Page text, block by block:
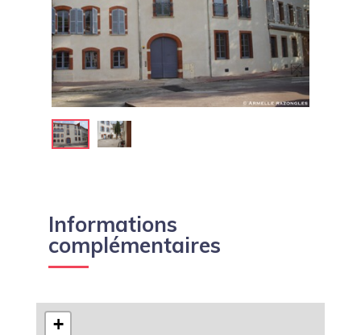
Informations
complémentaires
+